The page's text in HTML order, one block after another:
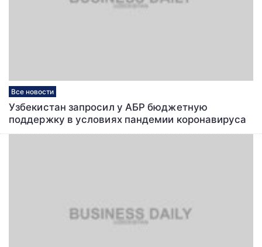
Все новости
Узбекистан запросил у АБР бюджетную
поддержку в условиях пандемии коронавируса